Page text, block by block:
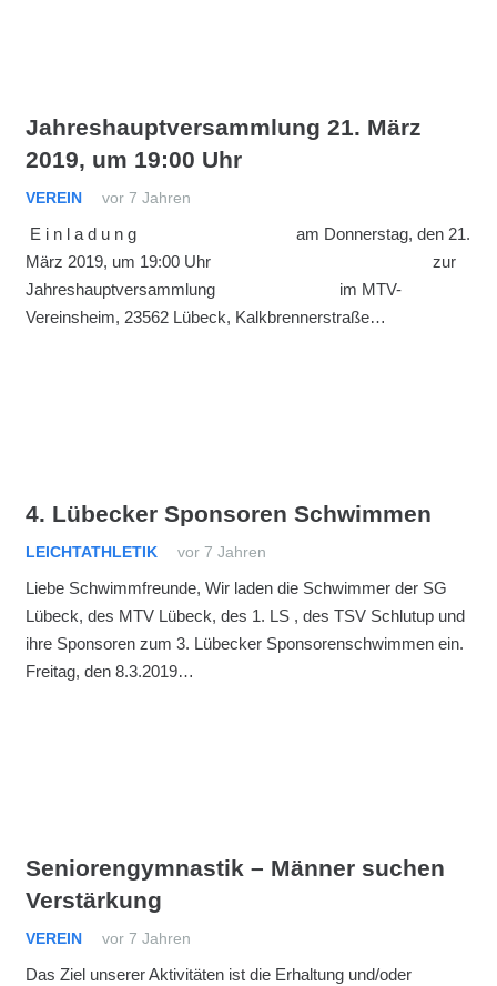
Jahreshauptversammlung 21. März
2019, um 19:00 Uhr
VEREIN vor 7 Jahren
E i n l a d u n g am Donnerstag, den 21.
März 2019, um 19:00 Uhr zur
Jahreshauptversammlung im MTV-
Vereinsheim, 23562 Lübeck, Kalkbrennerstraße…
4. Lübecker Sponsoren Schwimmen
LEICHTATHLETIK vor 7 Jahren
Liebe Schwimmfreunde, Wir laden die Schwimmer der SG
Lübeck, des MTV Lübeck, des 1. LS , des TSV Schlutup und
ihre Sponsoren zum 3. Lübecker Sponsorenschwimmen ein.
Freitag, den 8.3.2019…
Seniorengymnastik – Männer suchen
Verstärkung
VEREIN vor 7 Jahren
Das Ziel unserer Aktivitäten ist die Erhaltung und/oder